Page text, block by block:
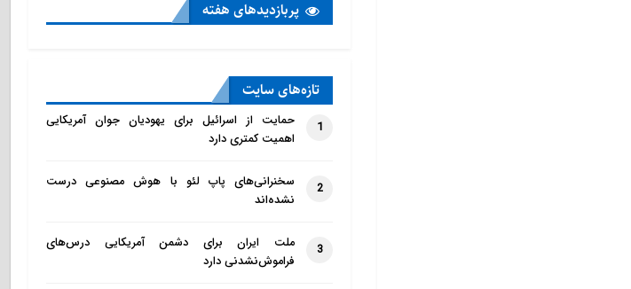
پربازدید‌های هفته
تازه‌‌های سایت
1
حمایت از اسرائیل برای یهودیان جوان آمریکایی
اهمیت کمتری دارد
2
سخنرانی‌های پاپ لئو با هوش مصنوعی درست
نشده‌اند
3
ملت ایران برای دشمن آمریکایی درس‌های
فراموش‌نشدنی دارد